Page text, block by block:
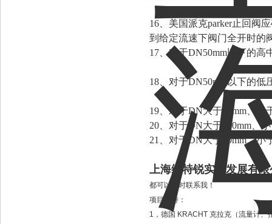
16、美国派克parker止回阀
到给定流速下阀门全开时的
17、对于DN50mm以下的
18、对于DN50mm以下的
19、对于DN大于50mm、小
20、对于DN大于200mm、
21、对于DN大于50mm、小
上海维特锐实业发展有限
都可以随时联系我！
项目支持：
1，德国 KRACHT 克拉克（流量计